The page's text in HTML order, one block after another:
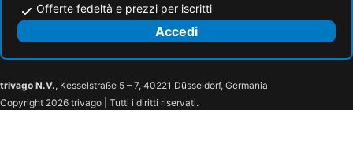
La Villa Hotel
Relais San Desiderio
Poderi Sartoris
Offerte fedeltà e prezzi per iscritti
Accedi
trivago N.V., Kesselstraße 5 – 7, 40221 Düsseldorf, Germania
Copyright 2026 trivago | Tutti i diritti riservati.